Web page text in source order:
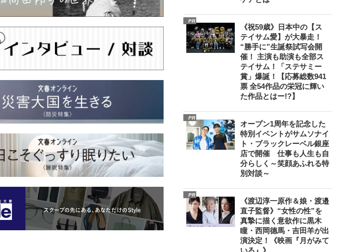
PR
《祝59歳》日本中の【ス
テイサム愛】が大暴走！
“勝手に”生誕祭試写会開
催！ 主演も助演も全部ス
テイサム！「ステサミー
賞」爆誕！【応募総数941
票 全54作品の栄冠に輝い
た作品とはー!?】
PR
オープン1周年を記念した
特別イベントがサムソナイ
ト・ブラックレーベル銀座
店で開催 仕事も人生も自
分らしく～笑顔あふれる特
別対談～
PR
《渡辺淳一原作＆娘・渡邉
直子監督》“女性の性”を
真摯に描く意欲作に黒木
瞳・西岡德馬・吉田羊が出
演決定！《映画『月がみて